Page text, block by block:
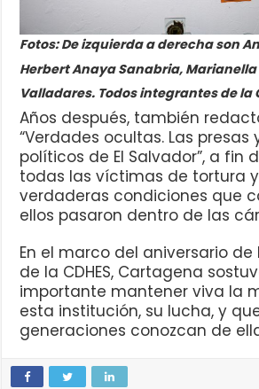
Fotos: De izquierda a derecha son
Herbert Anaya Sanabria,
Valladares. Todos integrantes de la
Años después, también
“Verdades ocultas. Las presas
políticos de El Salvador”, a fin
todas las víctimas de tortura
verdaderas condiciones que
ellos pasaron dentro de las
En el marco del aniversario
de la CDHES, Cartagena
importante mantener viva la
esta institución, su lucha, y
generaciones conozcan de